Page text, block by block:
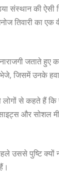
की ऐसी
तिवारी का
जताते
जिसमें उनके
लोगों से कहते हैं
और सोशल
उससे पुष्टि